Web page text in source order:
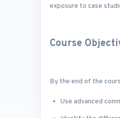
exposure to case
Course
By the end of the
Use advanced